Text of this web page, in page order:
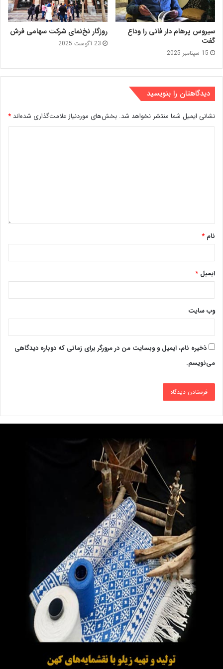
سیروس پرهام دار فانی را وداع
گفت
15 سپتامبر 2025
روزگار نخ‌نمای شرکت سهامی فرش
23 آگوست 2025
دیدگاهتان را بنویسید
نشانی ایمیل شما منتشر نخواهد شد. بخش‌های موردنیاز علامت‌گذاری شده‌اند *
نام *
ایمیل *
وب‌ سایت
ذخیره نام، ایمیل و وبسایت من در مرورگر برای زمانی که دوباره دیدگاهی
می‌نویسم.